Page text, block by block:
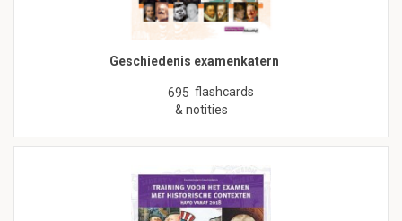
Geschiedenis examenkatern
695 flashcards
& notities